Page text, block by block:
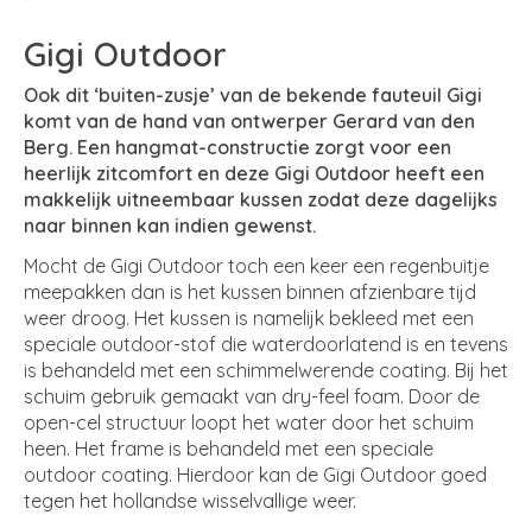
Gigi Outdoor
Ook dit ‘buiten-zusje’ van de bekende fauteuil Gigi
komt van de hand van ontwerper Gerard van den
Berg. Een hangmat-constructie zorgt voor een
heerlijk zitcomfort en deze Gigi Outdoor heeft een
makkelijk uitneembaar kussen zodat deze dagelijks
naar binnen kan indien gewenst.
Mocht de Gigi Outdoor toch een keer een regenbuitje
meepakken dan is het kussen binnen afzienbare tijd
weer droog. Het kussen is namelijk bekleed met een
speciale outdoor-stof die waterdoorlatend is en tevens
is behandeld met een schimmelwerende coating. Bij het
schuim gebruik gemaakt van dry-feel foam. Door de
open-cel structuur loopt het water door het schuim
heen. Het frame is behandeld met een speciale
outdoor coating. Hierdoor kan de Gigi Outdoor goed
tegen het hollandse wisselvallige weer.